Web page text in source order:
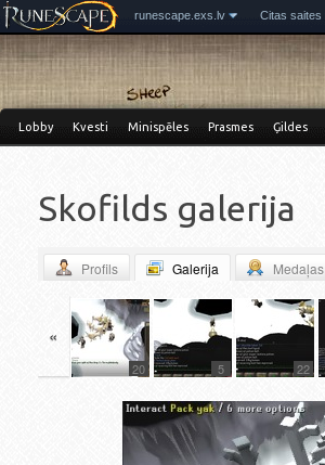
runescape.exs.lv Citas saites
Lobby Kvesti Minispēles Prasmes Ģildes
Skofilds galerija
Profils Galerija Medaļas
«
20 5 22